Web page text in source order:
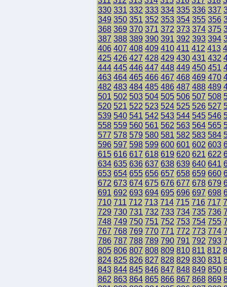
330 331 332 333 334 335 336 337
349 350 351 352 353 354 355 356
368 369 370 371 372 373 374 375
387 388 389 390 391 392 393 394
406 407 408 409 410 411 412 413
425 426 427 428 429 430 431 432
444 445 446 447 448 449 450 451
463 464 465 466 467 468 469 470
482 483 484 485 486 487 488 489
501 502 503 504 505 506 507 508
520 521 522 523 524 525 526 527
539 540 541 542 543 544 545 546
558 559 560 561 562 563 564 565
577 578 579 580 581 582 583 584
596 597 598 599 600 601 602 603
615 616 617 618 619 620 621 622
634 635 636 637 638 639 640 641
653 654 655 656 657 658 659 660
672 673 674 675 676 677 678 679
691 692 693 694 695 696 697 698
710 711 712 713 714 715 716 717
729 730 731 732 733 734 735 736
748 749 750 751 752 753 754 755
767 768 769 770 771 772 773 774
786 787 788 789 790 791 792 793
805 806 807 808 809 810 811 812
824 825 826 827 828 829 830 831
843 844 845 846 847 848 849 850
862 863 864 865 866 867 868 869